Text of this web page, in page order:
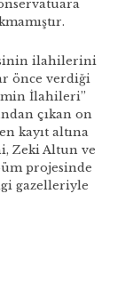
ilahilerini
önce verdiği
İlahileri”
çıkan on
kayıt altına
Zeki Altun ve
projesinde
gazelleriyle